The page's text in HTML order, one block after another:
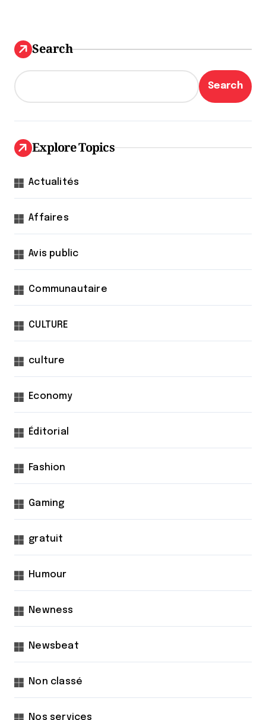
Search
Search
Explore Topics
Actualités
Affaires
Avis public
Communautaire
CULTURE
culture
Economy
Éditorial
Fashion
Gaming
gratuit
Humour
Newness
Newsbeat
Non classé
Nos services